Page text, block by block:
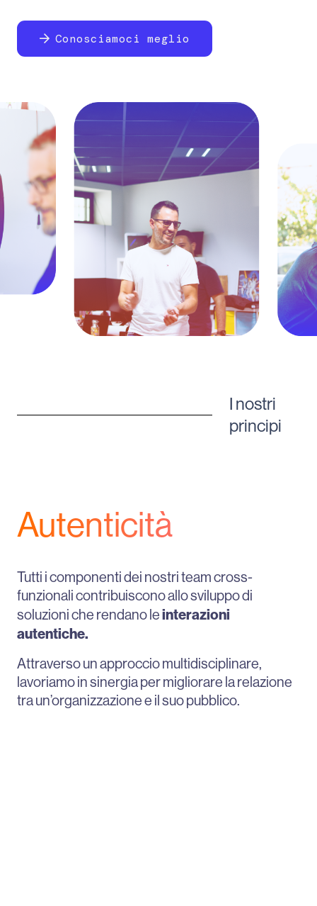
Conosciamoci meglio
I nostri
principi
Autenticità
Tutti i componenti dei nostri team cross-
funzionali contribuiscono allo sviluppo di
soluzioni che rendano leinterazioni
autentiche.
Attraverso un approccio multidisciplinare,
lavoriamo in sinergia per migliorare la relazione
tra un’organizzazione e il suo pubblico.